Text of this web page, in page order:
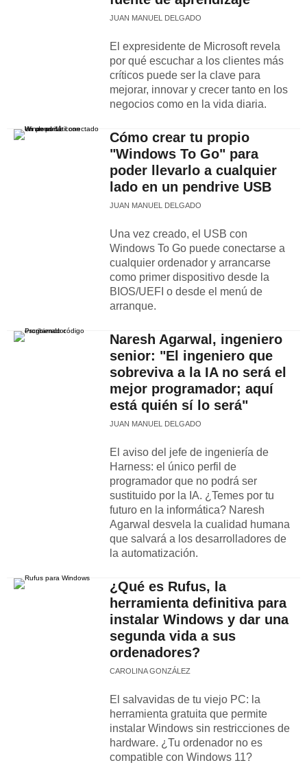
JUAN MANUEL DELGADO
El expresidente de Microsoft revela
por qué escuchar a los clientes más
críticos puede ser la clave para
mejorar, innovar y crecer tanto en los
negocios como en la vida diaria.
Cómo crear tu propio
"Windows To Go" para
poder llevarlo a cualquier
lado en un pendrive USB
JUAN MANUEL DELGADO
Una vez creado, el USB con
Windows To Go puede conectarse a
cualquier ordenador y arrancarse
como primer dispositivo desde la
BIOS/UEFI o desde el menú de
arranque.
Naresh Agarwal, ingeniero
senior: "El ingeniero que
sobreviva a la IA no será el
mejor programador; aquí
está quién sí lo será"
JUAN MANUEL DELGADO
El aviso del jefe de ingeniería de
Harness: el único perfil de
programador que no podrá ser
sustituido por la IA. ¿Temes por tu
futuro en la informática? Naresh
Agarwal desvela la cualidad humana
que salvará a los desarrolladores de
la automatización.
¿Qué es Rufus, la
herramienta definitiva para
instalar Windows y dar una
segunda vida a sus
ordenadores?
CAROLINA GONZÁLEZ
El salvavidas de tu viejo PC: la
herramienta gratuita que permite
instalar Windows sin restricciones de
hardware. ¿Tu ordenador no es
compatible con Windows 11?